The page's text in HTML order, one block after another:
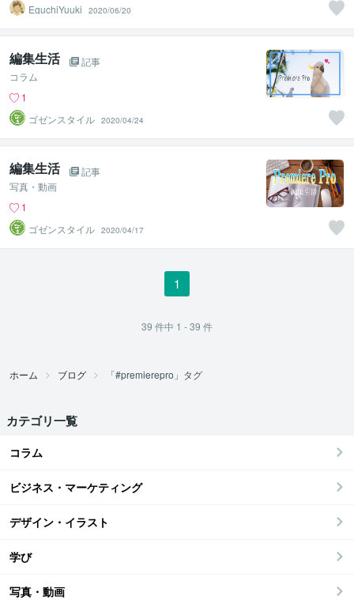
EguchiYuuki
2020/06/20
編集生活
記事
コラム
1
ゴゼンスタイル 2020/04/24
編集生活
記事
写真・動画
1
ゴゼンスタイル 2020/04/17
1
39 件中 1 - 39 件
ホーム ブログ 「#premierepro」タグ
カテゴリ一覧
コラム
ビジネス・マーケティング
デザイン・イラスト
学び
写真・動画